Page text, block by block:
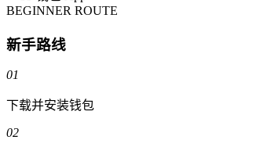
BEGINNER ROUTE
新手路线
01
下载并安装钱包
02